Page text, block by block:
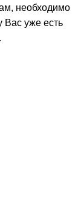
необходимо
Вас уже есть